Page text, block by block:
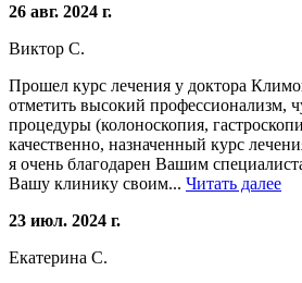
26 авг. 2024 г.
Виктор С.
Прошел курс лечения у доктора
отметить высокий профессионализм,
процедуры (колоноскопия,
качественно, назначенный курс
я очень благодарен Вашим
Вашу клинику своим... Читать далее
23 июл. 2024 г.
Екатерина С.